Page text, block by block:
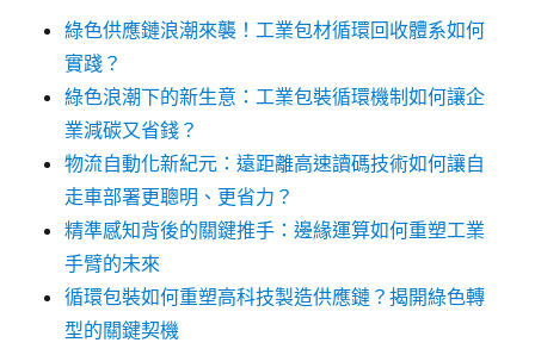
綠色供應鏈浪潮來襲！工業包材循環回收體系如何
實踐？
綠色浪潮下的新生意：工業包裝循環機制如何讓企
業減碳又省錢？
物流自動化新紀元：遠距離高速讀碼技術如何讓自
走車部署更聰明、更省力？
精準感知背後的關鍵推手：邊緣運算如何重塑工業
手臂的未來
循環包裝如何重塑高科技製造供應鏈？揭開綠色轉
型的關鍵契機